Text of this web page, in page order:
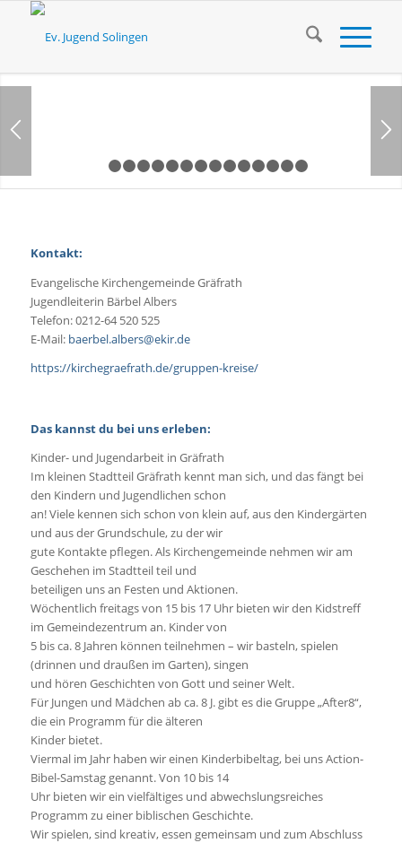
1 2 3 4 5 6 7 8 9 1314
Kontakt:
Evangelische Kirchengemeinde Gräfrath
Jugendleiterin Bärbel Albers
Telefon: 0212-64 520 525
E-Mail: baerbel.albers@ekir.de
https://kirchegraefrath.de/gruppen-kreise/
Das kannst du bei uns erleben:
Kinder- und Jugendarbeit in Gräfrath
Im kleinen Stadtteil Gräfrath kennt man sich, und das fängt bei
den Kindern und Jugendlichen schon
an! Viele kennen sich schon von klein auf, aus den Kindergärten
und aus der Grundschule, zu der wir
gute Kontakte pflegen. Als Kirchengemeinde nehmen wir am
Geschehen im Stadtteil teil und
beteiligen uns an Festen und Aktionen.
Wöchentlich freitags von 15 bis 17 Uhr bieten wir den Kidstreff
im Gemeindezentrum an. Kinder von
5 bis ca. 8 Jahren können teilnehmen – wir basteln, spielen
(drinnen und draußen im Garten), singen
und hören Geschichten von Gott und seiner Welt.
Für Jungen und Mädchen ab ca. 8 J. gibt es die Gruppe „After8“,
die ein Programm für die älteren
Kinder bietet.
Viermal im Jahr haben wir einen Kinderbibeltag, bei uns Action-
Bibel-Samstag genannt. Von 10 bis 14
Uhr bieten wir ein vielfältiges und abwechslungsreiches
Programm zu einer biblischen Geschichte.
Wir spielen, sind kreativ, essen gemeinsam und zum Abschluss